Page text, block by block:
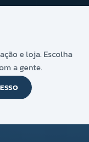
e loja. Escolha
a gente.